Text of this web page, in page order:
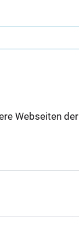
Webseiten der